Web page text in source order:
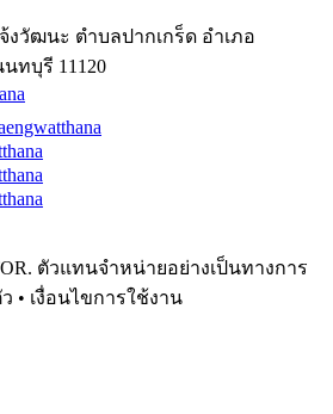
งวัฒนะ ตำบลปากเกร็ด อำเภอ
ทบุรี 11120
ตัวแทนจำหน่ายอย่างเป็นทางการ
• เงื่อนไขการใช้งาน